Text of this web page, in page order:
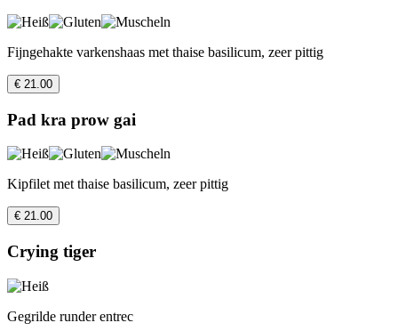
Fijngehakte varkenshaas met thaise basilicum, zeer pittig
€ 21.00
Pad kra prow gai
Kipfilet met thaise basilicum, zeer pittig
€ 21.00
Crying tiger
Gegrilde runder entrec